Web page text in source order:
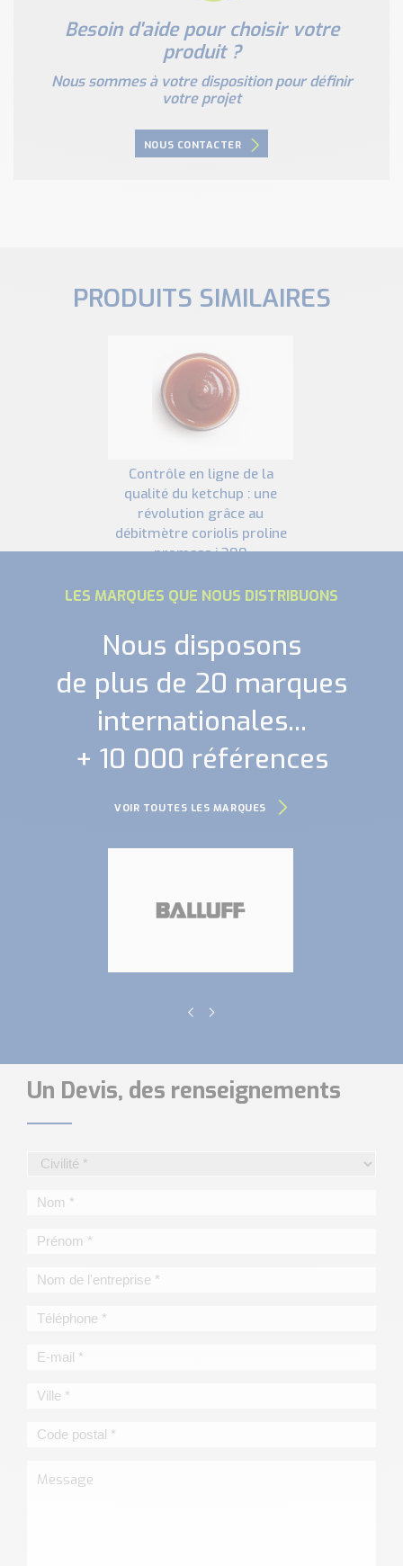
Besoin d'aide pour choisir votre
produit ?
Nous sommes à votre disposition pour définir
votre projet
NOUS CONTACTER
PRODUITS SIMILAIRES
contrôle en ligne de la
qualité du ketchup : une
révolution grâce au
débitmètre coriolis proline
promass i 300
LES MARQUES QUE NOUS DISTRIBUONS
Nous disposons
de plus de 20 marques
internationales...
+ 10 000 références
VOIR TOUTES LES MARQUES
Un Devis, des renseignements